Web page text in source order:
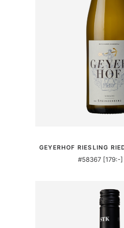
GEYERHOF RIESLING
#58367 [179:-